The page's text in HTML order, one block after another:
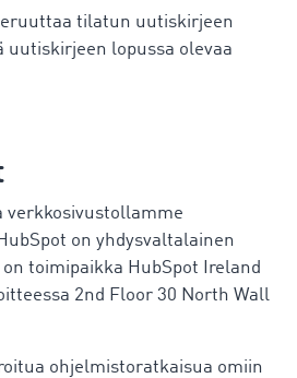
tilatun uutiskirjeen
lopussa olevaa
verkkosivustollamme
on yhdysvaltalainen
toimipaikka HubSpot Ireland
2nd Floor 30 North Wall
ohjelmistoratkaisua omiin